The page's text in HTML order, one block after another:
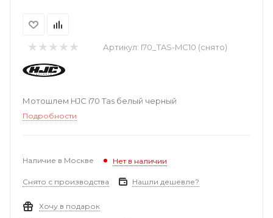
Артикул: I70_TAS-MC10 (снято)
Мотошлем HJC i70 Tas белый черный
Подробности
Наличие в Москве Нет в наличии
Снято с производства Нашли дешевле?
Хочу в подарок